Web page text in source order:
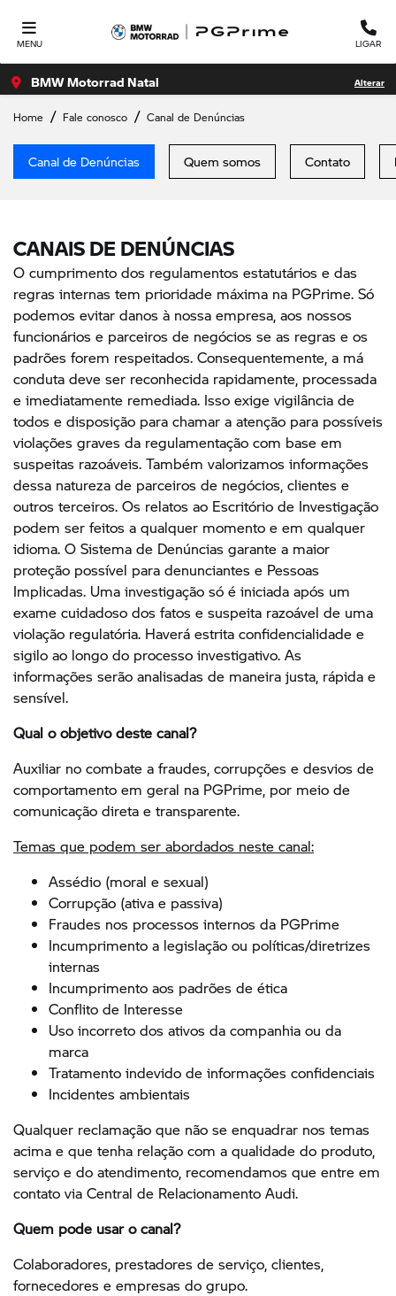
MENU LIGAR
BMW Motorrad Natal Alterar
Home Fale conosco Canal de Denúncias
Quem somos Contato
Canal de Denúncias
CANAIS DE DENÚNCIAS
O cumprimento dos regulamentos estatutários e das
regras internas tem prioridade máxima na PGPrime. Só
podemos evitar danos à nossa empresa, aos nossos
funcionários e parceiros de negócios se as regras e os
padrões forem respeitados. Consequentemente, a má
conduta deve ser reconhecida rapidamente, processada
e imediatamente remediada. Isso exige vigilância de
todos e disposição para chamar a atenção para possíveis
violações graves da regulamentação com base em
suspeitas razoáveis. Também valorizamos informações
dessa natureza de parceiros de negócios, clientes e
outros terceiros. Os relatos ao Escritório de Investigação
podem ser feitos a qualquer momento e em qualquer
idioma. O Sistema de Denúncias garante a maior
proteção possível para denunciantes e Pessoas
Implicadas. Uma investigação só é iniciada após um
exame cuidadoso dos fatos e suspeita razoável de uma
violação regulatória. Haverá estrita confidencialidade e
sigilo ao longo do processo investigativo. As
informações serão analisadas de maneira justa, rápida e
sensível.
Qual o objetivo deste canal?
Auxiliar no combate a fraudes, corrupções e desvios de
comportamento em geral na PGPrime, por meio de
comunicação direta e transparente.
Temas que podem ser abordados neste canal:
Assédio (moral e sexual)
Corrupção (ativa e passiva)
Fraudes nos processos internos da PGPrime
Incumprimento a legislação ou políticas/diretrizes
internas
Incumprimento aos padrões de ética
Conflito de Interesse
Uso incorreto dos ativos da companhia ou da
marca
Tratamento indevido de informações confidenciais
Incidentes ambientais
Qualquer reclamação que não se enquadrar nos temas
acima e que tenha relação com a qualidade do produto,
serviço e do atendimento, recomendamos que entre em
contato via Central de Relacionamento Audi.
Quem pode usar o canal?
Colaboradores, prestadores de serviço, clientes,
fornecedores e empresas do grupo.